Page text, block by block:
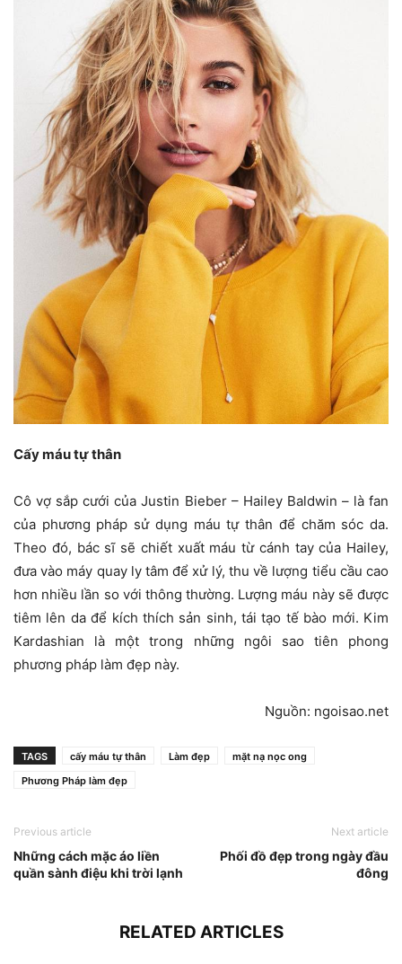
Cấy máu tự thân
Cô vợ sắp cưới của Justin Bieber – Hailey Baldwin – là fan
của phương pháp sử dụng máu tự thân để chăm sóc da.
Theo đó, bác sĩ sẽ chiết xuất máu từ cánh tay của Hailey,
đưa vào máy quay ly tâm để xử lý, thu về lượng tiểu cầu cao
hơn nhiều lần so với thông thường. Lượng máu này sẽ được
tiêm lên da để kích thích sản sinh, tái tạo tế bào mới. Kim
Kardashian là một trong những ngôi sao tiên phong
phương pháp làm đẹp này.
Nguồn: ngoisao.net
TAGS cấy máu tự thân Làm đẹp
mặt nạ nọc ong
Phương Pháp làm đẹp
Previous article
Những cách mặc áo liền
quần sành điệu khi trời lạnh
Next article
Phối đồ đẹp trong ngày đầu
đông
RELATED ARTICLES